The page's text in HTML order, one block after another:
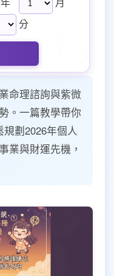
年 月
分
命理諮詢與紫微
。一篇教學帶你
劃2026年個人
業與財運先機，